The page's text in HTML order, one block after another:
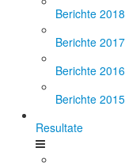
Berichte 2018
Berichte 2017
Berichte 2016
Berichte 2015
Resultate